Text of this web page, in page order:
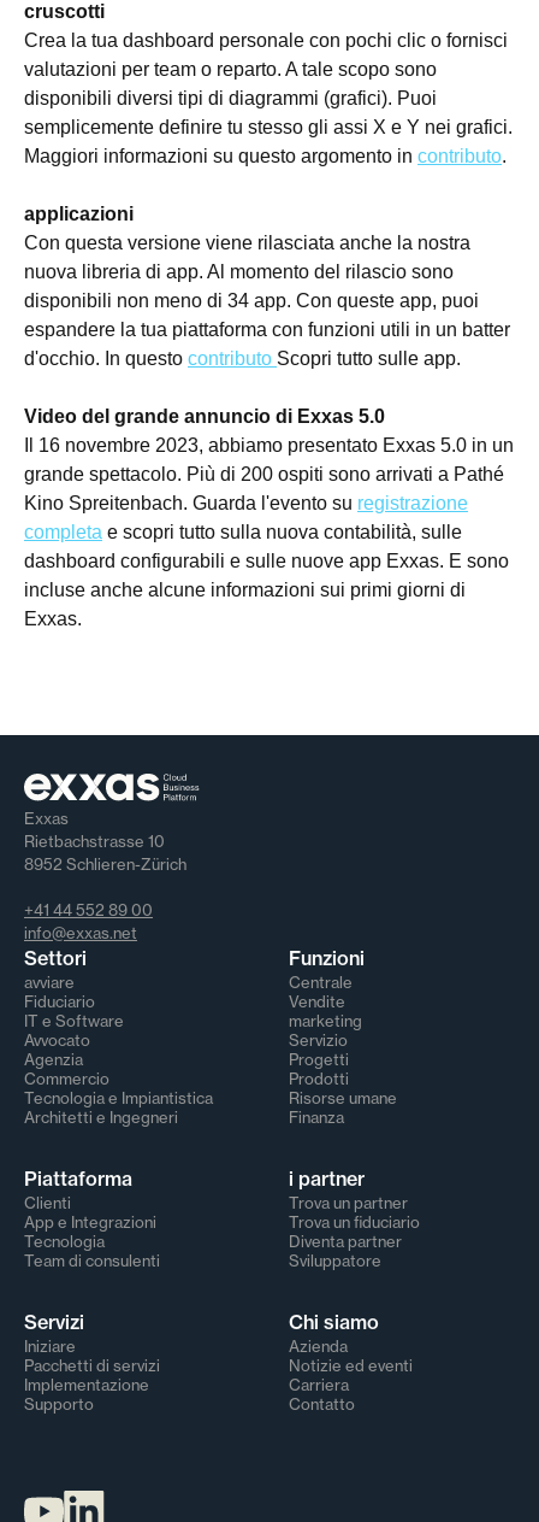
cruscotti
Crea la tua dashboard personale con pochi clic o fornisci
valutazioni per team o reparto. A tale scopo sono
disponibili diversi tipi di diagrammi (grafici). Puoi
semplicemente definire tu stesso gli assi X e Y nei grafici.
Maggiori informazioni su questo argomento in contributo.
applicazioni
Con questa versione viene rilasciata anche la nostra
nuova libreria di app. Al momento del rilascio sono
disponibili non meno di 34 app. Con queste app, puoi
espandere la tua piattaforma con funzioni utili in un batter
d'occhio. In questo contributo Scopri tutto sulle app.
Video del grande annuncio di Exxas 5.0
Il 16 novembre 2023, abbiamo presentato Exxas 5.0 in un
grande spettacolo. Più di 200 ospiti sono arrivati a Pathé
Kino Spreitenbach. Guarda l'evento su registrazione
completa e scopri tutto sulla nuova contabilità, sulle
dashboard configurabili e sulle nuove app Exxas. E sono
incluse anche alcune informazioni sui primi giorni di
Exxas.
Exxas
Rietbachstrasse 10
8952 Schlieren-Zürich
+41 44 552 89 00
info@exxas.net
Settori
avviare
Fiduciario
IT e Software
Avvocato
Agenzia
Commercio
Tecnologia e Impiantistica
Architetti e Ingegneri
Funzioni
Centrale
Vendite
marketing
Servizio
Progetti
Prodotti
Risorse umane
Finanza
Piattaforma
Clienti
App e Integrazioni
Tecnologia
Team di consulenti
i partner
Trova un partner
Trova un fiduciario
Diventa partner
Sviluppatore
Servizi
Iniziare
Pacchetti di servizi
Implementazione
Supporto
Chi siamo
Azienda
Notizie ed eventi
Carriera
Contatto